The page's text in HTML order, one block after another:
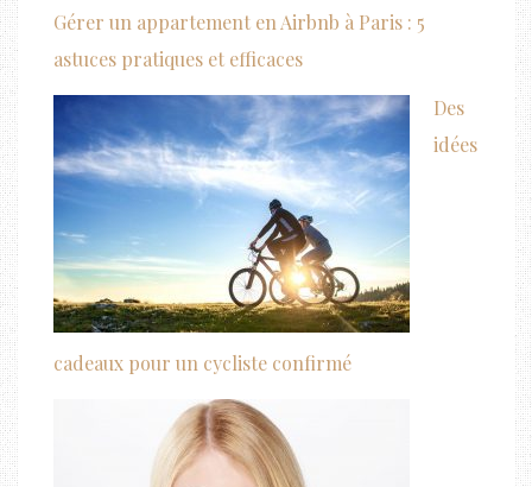
Gérer un appartement en Airbnb à Paris : 5
astuces pratiques et efficaces
Des
idées
cadeaux pour un cycliste confirmé